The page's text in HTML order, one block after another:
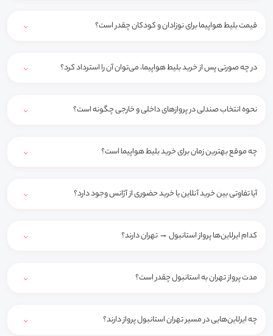
قیمت بلیط هواپیما برای نوزادان و کودکان چقدر است؟
در چه صورتی پس از خرید بلیط هواپیما، می‌توان آن را استرداد کرد؟
نحوه انتخاب صندلی در پروازهای داخلی و خارجی چگونه است؟
چه موقع بهترین زمان برای خرید بلیط هواپیما است؟
آیا تفاوتی بین خرید آنلاین یا خرید حضوری از آژانس وجود دارد؟
کدام ایرلاین‌ها پرواز استانبول → تهران دارند؟
مدت پرواز تهران به استانبول چقدر است؟
چه ایرلاین‌هایی در مسیر تهران استانبول پرواز دارند؟